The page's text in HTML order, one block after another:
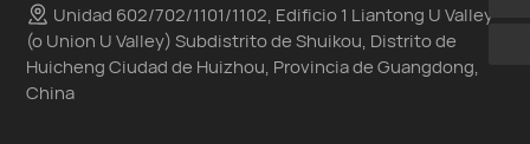
Unidad 602/702/1101/1102, Edificio 1 Liantong U Valley
(o Union U Valley) Subdistrito de Shuikou, Distrito de
Huicheng Ciudad de Huizhou, Provincia de Guangdong,
China